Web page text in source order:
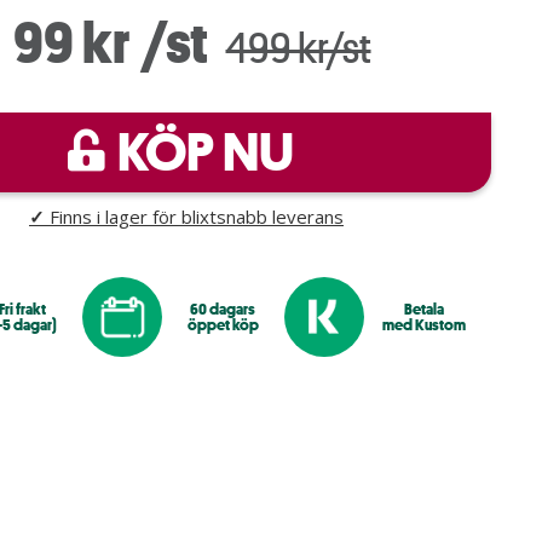
99 kr/st 499 kr/st
KÖP NU
✓ Finns i lager för blixtsnabb leverans
frakt
5 dagar)
60 dagars
öppet köp
Betala
med Kustom